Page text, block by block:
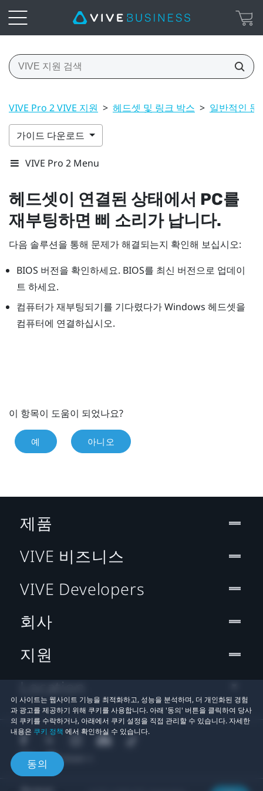
VIVE Pro 2 VIVE 지원 > 헤드셋 및 링크 박스 > 일반적인 문
가이드 다운로드
VIVE Pro 2 Menu
헤드셋이 연결된 상태에서 PC를
재부팅하면 삐 소리가 납니다.
다음 솔루션을 통해 문제가 해결되는지 확인해 보십시오:
BIOS 버전을 확인하세요. BIOS를 최신 버전으로 업데이
트 하세요.
컴퓨터가 재부팅되기를 기다렸다가Windows 헤드셋을
컴퓨터에 연결하십시오.
이 항목이 도움이 되었나요?
예 아니오
이 사이트는 웹사이트 기능을 최적화하고, 성능을 분석하며, 더 개인화된 경험
과 광고를 제공하기 위해 쿠키를 사용합니다. 아래 '동의' 버튼을 클릭하여 당사
의 쿠키를 수락하거나, 아래에서 쿠키 설정을 직접 관리할 수 있습니다. 자세한
내용은 쿠키 정책 에서 확인하실 수 있습니다.
동의
제품
VIVE 비즈니스
VIVE Developers
회사
지원
Location